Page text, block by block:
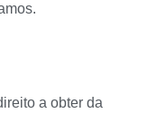
a obter da